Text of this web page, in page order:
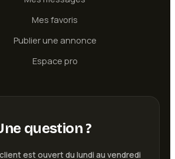
Publier une annonce
Mes favoris
Publier une annonce
Espace pro
question ?
est ouvert du lundi au vendredi